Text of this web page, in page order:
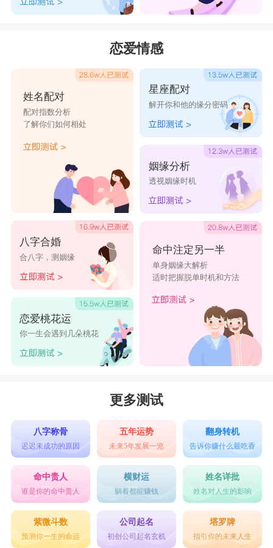
恋爱情感
姓名配对
配对指数分析
了解你们如何相处
八字合婚
合八字，测姻缘
恋爱桃花运
你一生会遇到几朵桃花
星座配对
解开你和他的缘分密码
姻缘分析
透视姻缘时机
命中注定另一半
单身姻缘大解析
适时把握脱单时机和方法
更多测试
八字称骨
迟迟未成功的原因
五年运势
未来5年发展一览
翻身转机
告诉你赚什么最吃香
命中贵人
谁是你的命中贵人
横财运
躺着都能赚钱
姓名详批
姓名对人生的影响
紫微斗数
预测你一生的命运
公司起名
初创公司起名玄机
塔罗牌
指引你的未来人生